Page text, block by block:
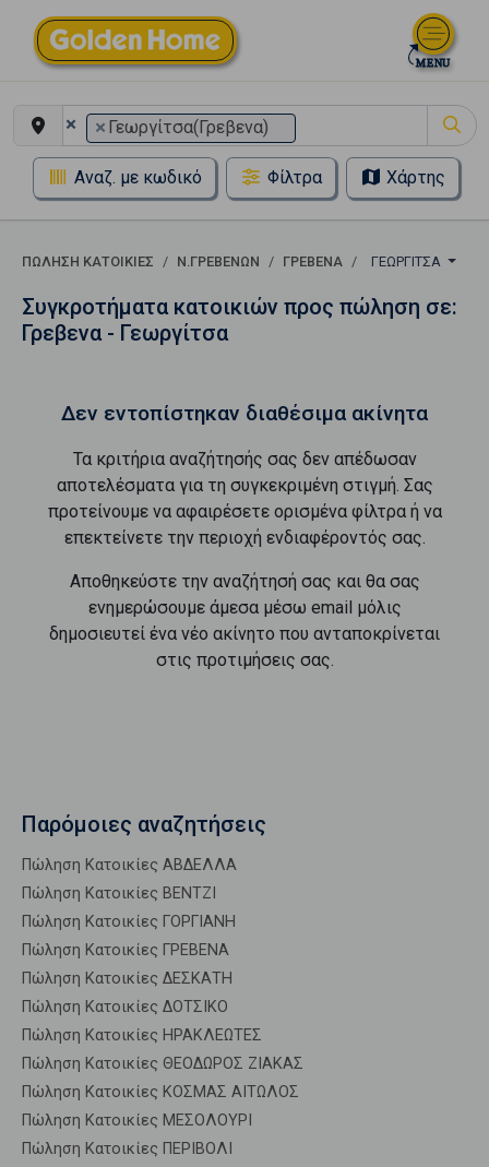
× × Γεωργίτσα(Γρεβενα)
Αναζ. με κωδικό Φίλτρα Χάρτης
ΠΏΛΗΣΗ ΚΑΤΟΙΚΊΕΣ Ν.ΓΡΕΒΕΝΩΝ ΓΡΕΒΕΝΑ ΓΕΩΡΓΊΤΣΑ
Συγκροτήματα κατοικιών προς πώληση σε:
Γρεβενα - Γεωργίτσα
Δεν εντοπίστηκαν διαθέσιμα ακίνητα
Τα κριτήρια αναζήτησής σας δεν απέδωσαν
αποτελέσματα για τη συγκεκριμένη στιγμή. Σας
προτείνουμε να αφαιρέσετε ορισμένα φίλτρα ή να
επεκτείνετε την περιοχή ενδιαφέροντός σας.
Αποθηκεύστε την αναζήτησή σας και θα σας
ενημερώσουμε άμεσα μέσω email μόλις
δημοσιευτεί ένα νέο ακίνητο που ανταποκρίνεται
στις προτιμήσεις σας.
Παρόμοιες αναζητήσεις
Πώληση Κατοικίες ΑΒΔΕΛΛΑ
Πώληση Κατοικίες ΒΕΝΤΖΙ
Πώληση Κατοικίες ΓΟΡΓΙΑΝΗ
Πώληση Κατοικίες ΓΡΕΒΕΝΑ
Πώληση Κατοικίες ΔΕΣΚΑΤΗ
Πώληση Κατοικίες ΔΟΤΣΙΚΟ
Πώληση Κατοικίες ΗΡΑΚΛΕΩΤΕΣ
Πώληση Κατοικίες ΘΕΟΔΩΡΟΣ ΖΙΑΚΑΣ
Πώληση Κατοικίες ΚΟΣΜΑΣ ΑΙΤΩΛΟΣ
Πώληση Κατοικίες ΜΕΣΟΛΟΥΡΙ
Πώληση Κατοικίες ΠΕΡΙΒΟΛΙ